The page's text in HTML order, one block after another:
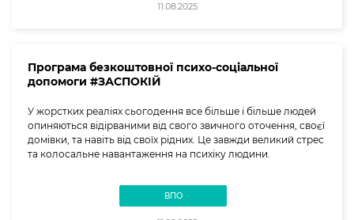
11.08.2025
Програма безкоштовної психо-соціальної
допомоги #ЗАСПОКІЙ
У жорстких реаліях сьогодення все більше і більше людей
опиняються відірваними від свого звичного оточення, своєї
домівки, та навіть від своїх рідних. Це завжди великий стрес
та колосальне навантаження на психіку людини.
ВПО